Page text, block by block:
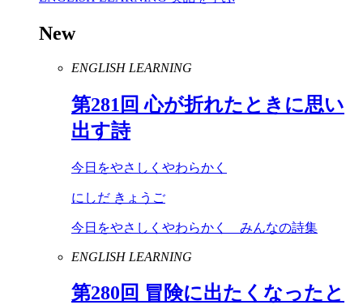
New
ENGLISH LEARNING
第281 回 心が折れたときに思い
出す詩
今日をやさしくやわらかく
にしだ きょうご
今日をやさしくやわらかく みんなの詩集
ENGLISH LEARNING
第280回 冒険に出たくなったと